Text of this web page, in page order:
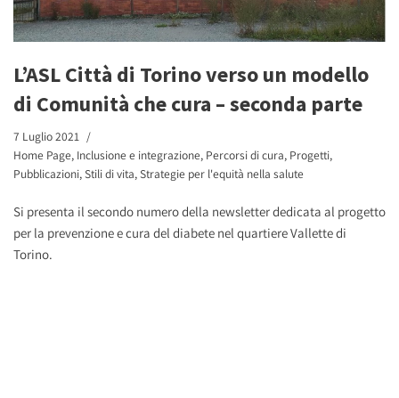
L’ASL Città di Torino verso un modello
di Comunità che cura – seconda parte
7 Luglio 2021
Home Page, Inclusione e integrazione, Percorsi di cura, Progetti,
Pubblicazioni,Stili di vita,Strategie per l'equità nella salute
Si presenta il secondo numero della newsletter dedicata al progetto
per la prevenzione e cura del diabete nel quartiere Vallette di
Torino.